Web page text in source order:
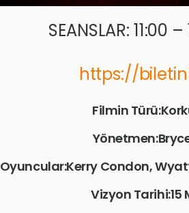
SEANSLAR: 11:00
https://
Filmin
Oyuncular:Kerry Condon,
Vizyon Tarihi:15